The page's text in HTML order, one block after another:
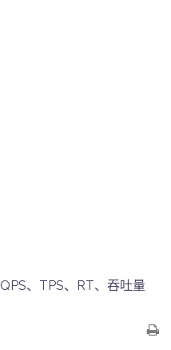
QPS、TPS、RT、吞吐量